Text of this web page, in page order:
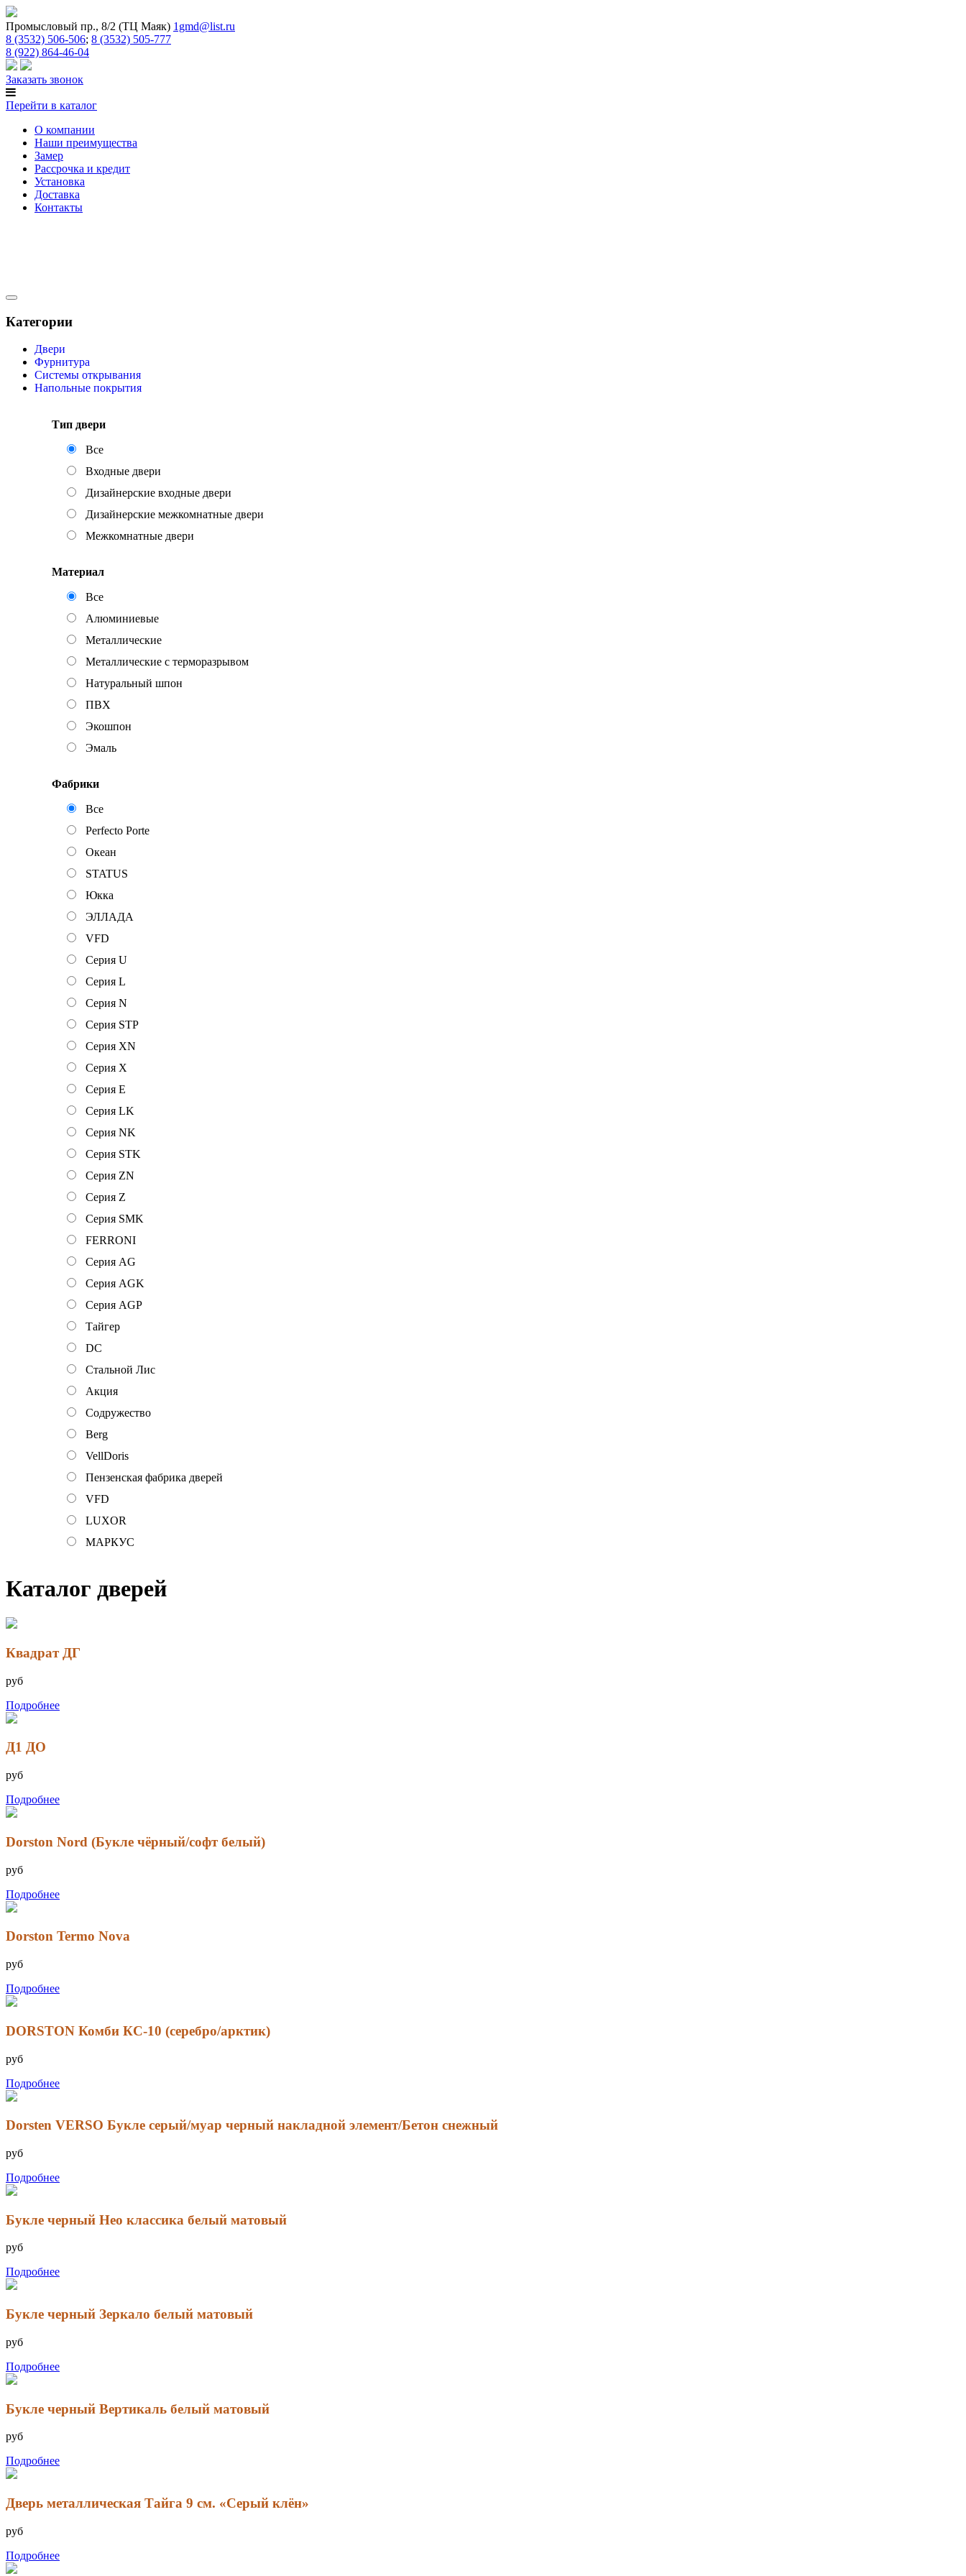
Промысловый пр., 8/2 (ТЦ Маяк) 1gmd@list.ru
8 (3532) 506-506; 8 (3532) 505-777
8 (922) 864-46-04
Заказать звонок
Перейти в каталог
О компании
Наши преимущества
Замер
Рассрочка и кредит
Установка
Доставка
Контакты
Категории
Двери
Фурнитура
Системы открывания
Напольные покрытия
Тип двери
Все
Входные двери
Дизайнерские входные двери
Дизайнерские межкомнатные двери
Межкомнатные двери
Материал
Все
Алюминиевые
Металлические
Металлические с терморазрывом
Натуральный шпон
ПВХ
Экошпон
Эмаль
Фабрики
Все
Perfecto Porte
Океан
STATUS
Юкка
ЭЛЛАДА
VFD
Серия U
Серия L
Серия N
Серия STP
Серия XN
Серия Х
Серия Е
Серия LK
Серия NK
Серия STK
Серия ZN
Серия Z
Серия SMK
FERRONI
Серия AG
Серия AGK
Серия AGP
Тайгер
DC
Стальной Лис
Акция
Содружество
Berg
VellDoris
Пензенская фабрика дверей
VFD
LUXOR
МАРКУС
Каталог дверей
Квадрат ДГ
руб
Подробнее
Д1 ДО
руб
Подробнее
Dorston Nord (Букле чёрный/софт белый)
руб
Подробнее
Dorston Termo Nova
руб
Подробнее
DORSTON Комби КС-10 (серебро/арктик)
руб
Подробнее
Dorsten VERSO Букле серый/муар черный накладной элемент/Бетон снежный
руб
Подробнее
Букле черный Нео классика белый матовый
руб
Подробнее
Букле черный Зеркало белый матовый
руб
Подробнее
Букле черный Вертикаль белый матовый
руб
Подробнее
Дверь металлическая Тайга 9 см. «Серый клён»
руб
Подробнее